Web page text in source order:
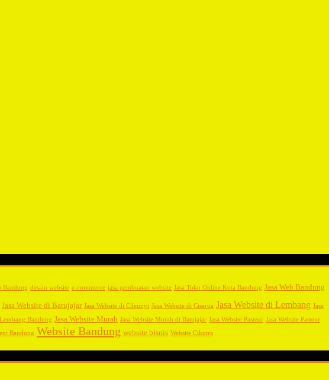
Bandung desain website e-commerce jasa pembuatan website Jasa Toko Online Kota Bandung Jasa Web Bandung
Jasa Website di Batujajar Jasa Website di Cileunyi Jasa Website di Cisarua Jasa Website di Lembang Jasa
Bandung Jasa Website Murah Jasa Website Murah di Batujajar Jasa Website Pasteur Jasa Website Pasteur
Bandung Website Bandung website bisnis Website Cikutra